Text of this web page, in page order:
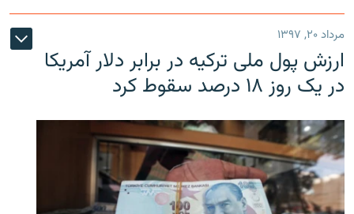
مرداد ۲۰, ۱۳۹۷
ارزش پول ملی ترکیه در برابر دلار آمریکا
در یک روز ۱۸ درصد سقوط کرد